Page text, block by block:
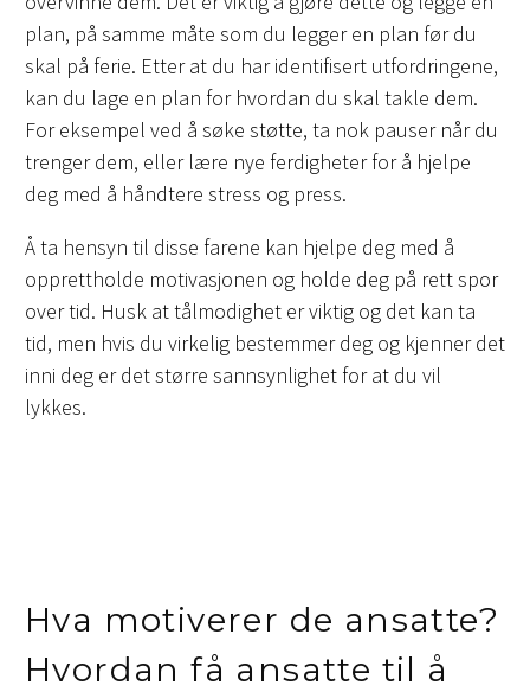
plan, på samme måte som du legger en plan før du
skal på ferie. Etter at du har identifisert utfordringene,
kan du lage en plan for hvordan du skal takle dem.
For eksempel ved å søke støtte, ta nok pauser når du
trenger dem, eller lære nye ferdigheter for å hjelpe
deg med å håndtere stress og press.
Å ta hensyn til disse farene kan hjelpe deg med å
opprettholde motivasjonen og holde deg på rett spor
over tid. Husk at tålmodighet er viktig og det kan ta
tid, men hvis du virkelig bestemmer deg og kjenner det
inni deg er det større sannsynlighet for at du vil
lykkes.
Hva motiverer de ansatte?
Hvordan få ansatte til å